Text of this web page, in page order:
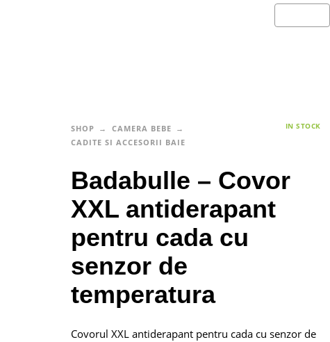
SHOP
CAMERA BEBE
CADITE SI ACCESORII BAIE
IN STOCK
Badabulle – Covor
XXL antiderapant
pentru cada cu
senzor de
temperatura
Covorul XXL antiderapant pentru cada cu senzor de